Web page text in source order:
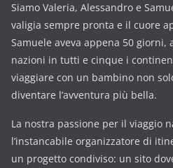
Siamo Valeria, Alessandro e
valigia sempre pronta e il cuore
Samuele aveva appena 50
nazioni in tutti e cinque i
viaggiare con un bambino non
diventare l’avventura più bella.
La nostra passione per il viaggio
l’instancabile organizzatore di
un progetto condiviso: un sito